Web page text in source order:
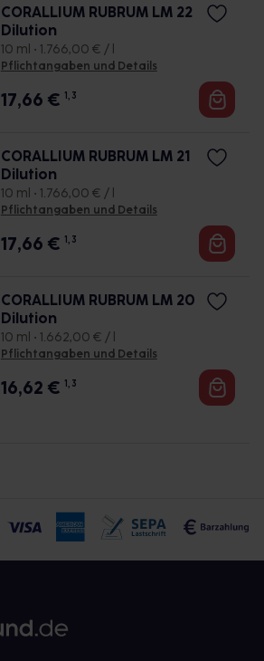
CORALLIUM RUBRUM LM 22
Dilution
10 ml • 1.766,00 € / l
Pflichtangaben und Details
17,66 € 1, 3
CORALLIUM RUBRUM LM 21
Dilution
10 ml • 1.766,00 € / l
Pflichtangaben und Details
17,66 € 1, 3
CORALLIUM RUBRUM LM 20
Dilution
10 ml • 1.662,00 € / l
Pflichtangaben und Details
16,62 € 1, 3